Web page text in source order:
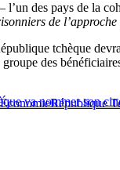
des pays de la
de
tchèque
des
va nommer son
ÉconomieRépublique